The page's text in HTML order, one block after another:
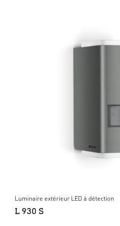
Luminaire extérieur LED à détection
L 930 S